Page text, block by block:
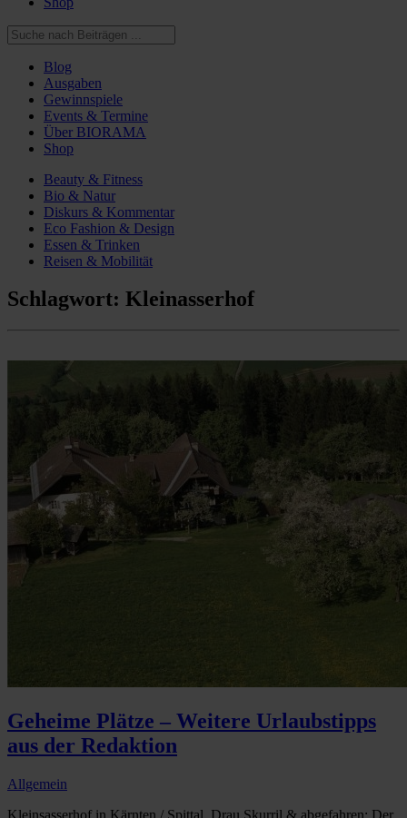
Blog
Ausgaben
Gewinnspiele
Events & Termine
Über BIORAMA
Shop
Beauty & Fitness
Bio & Natur
Diskurs & Kommentar
Eco Fashion & Design
Essen & Trinken
Reisen & Mobilität
Schlagwort: Kleinasserhof
Geheime Plätze – Weitere Urlaubstipps
aus der Redaktion
Allgemein